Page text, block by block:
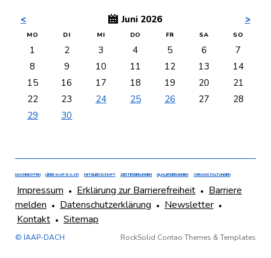
< Juni 2026 >
MO DIENSTAGMITTWOCHDO NNERSTAG
FR SAMSTAG SO
1 2 3 4 5 6
7
8
9 10 11 12 13
14
15
16 17 18 19 20
21
22
23 24 25 26 27
28
29
30
NAVIGATION
HAUPTMENÜ
FUSSZEILE
NACHRICHTEN ÜBER IAAP D·A·CH MITGLIEDSCHAFT ZERTIFIZIERUNGEN QUALIFIZIERUNGEN VERANSTALTUNGEN
NAVIGATION
FOOTER
LINKS
Impressum Erklärung zur Barrierefreiheit
Barriere
melden
Datenschutzerklärung
Newsletter
Kontakt
Sitemap
© IAAP-DACH RockSolid Contao Themes & Templates